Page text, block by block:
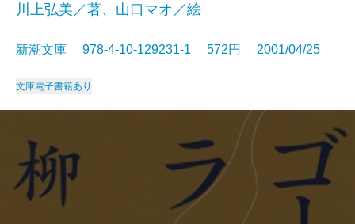
川上弘美／著、山口マオ／絵
新潮文庫 978-4-10-129231-1 572円 2001/04/25
文庫電子書籍あり